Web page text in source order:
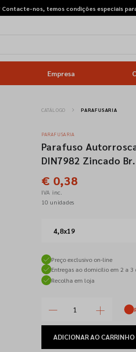
Contacte-nos, temos condições especiais
Empresa
CATÁLOGO PARAFUSARIA
PARAFUSARIA
Parafuso
DIN7982 Zincado
€ 0,38
IVA inc.
10 unidades
4,8x19
Preço exclusivo on-line
Entregas ao domicílio em 2 a 3
Recolha em loja
ADICIONARAO CARRINHO